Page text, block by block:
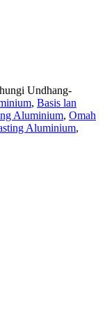
Undhang-
, Basis lan
Aluminium, Omah
Aluminium,